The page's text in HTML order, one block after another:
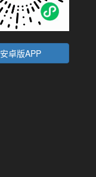
安卓版APP